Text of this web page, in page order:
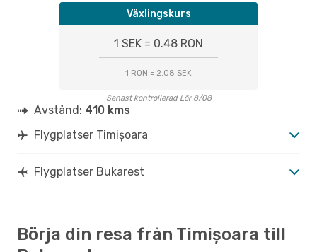
Växlingskurs
1 SEK = 0.48 RON
1 RON = 2.08 SEK
Senast kontrollerad Lör 8/08
Avstånd: 410 kms
Flygplatser Timișoara
Flygplatser Bukarest
Börja din resa från Timișoara till